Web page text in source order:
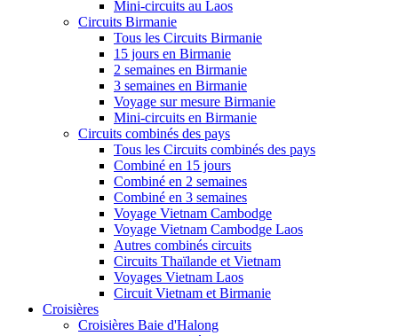
Mini-circuits au Laos
Circuits Birmanie
Tous les Circuits Birmanie
15 jours en Birmanie
2 semaines en Birmanie
3 semaines en Birmanie
Voyage sur mesure Birmanie
Mini-circuits en Birmanie
Circuits combinés des pays
Tous les Circuits combinés des pays
Combiné en 15 jours
Combiné en 2 semaines
Combiné en 3 semaines
Voyage Vietnam Cambodge
Voyage Vietnam Cambodge Laos
Autres combinés circuits
Circuits Thaïlande et Vietnam
Voyages Vietnam Laos
Circuit Vietnam et Birmanie
Croisières
Croisières Baie d'Halong